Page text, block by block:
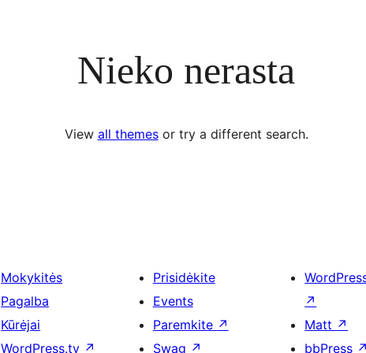
Nieko nerasta
View all themesor try a different search.
Mokykitės
Pagalba
Kūrėjai
WordPress.tv ↗
Prisidėkite
Events
Paremkite ↗
Swag ↗
↗
Matt ↗
bbPress ↗